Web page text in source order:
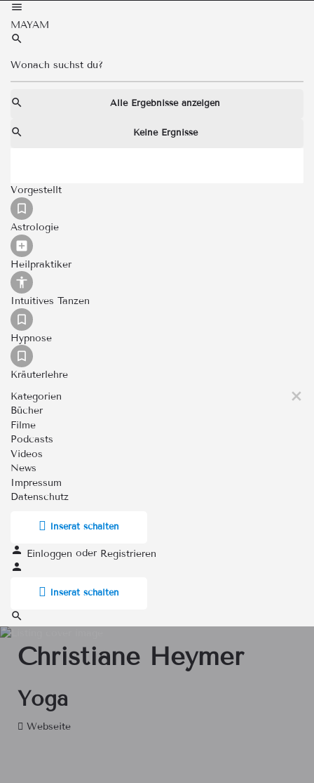
MAYAM
Alle Ergebnisse anzeigen
Keine Ergnisse
Vorgestellt
Astrologie
Heilpraktiker
Intuitives Tanzen
Hypnose
Kräuterlehre
Kategorien
Bücher
Filme
Podcasts
Videos
News
Impressum
Datenschutz
Inserat schalten
Einloggen oder Registrieren
Inserat schalten
Christiane Heymer
Yoga
Webseite